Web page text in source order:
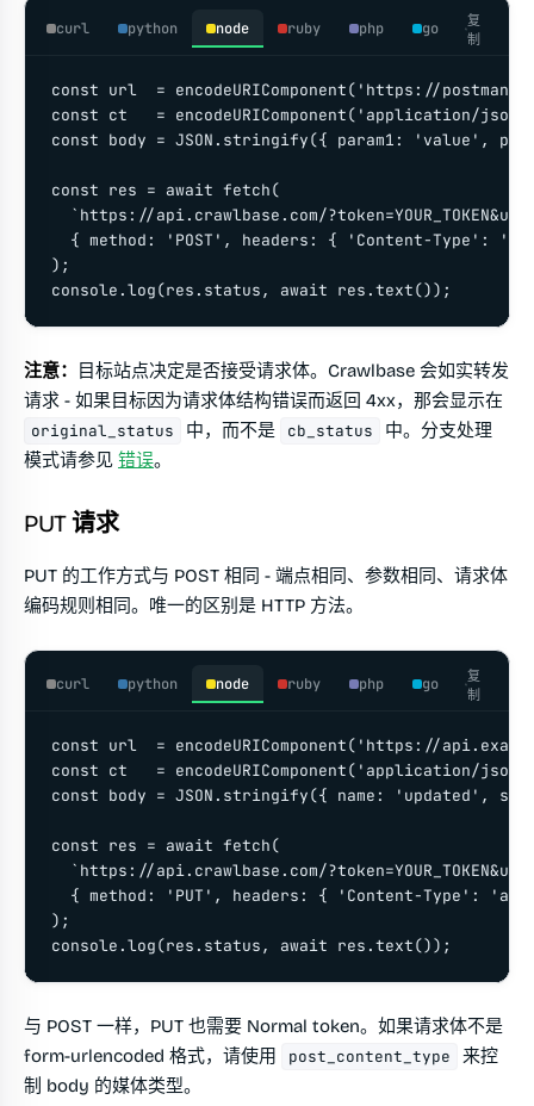
curl python node ruby php go
复
制
const url  = encodeURIComponent('https://postman-
const ct   = encodeURIComponent('application/
const body = JSON.stringify({ param1: 'value',
const res = await fetch(
`https://api.crawlbase.com/
{ method: 'POST', headers: { 'Content-Type':
);
console.log(res.status, await res.text());
注意：
目标站点决定是否接受请求体。Crawlbase 会如实转发
请求 - 如果目标因为请求体结构错误而返回 4xx，那会显示在
original_status 中，而不是 cb_status
中。分支处理
模式请参见 错误。
PUT 请求
PUT 的工作方式与 POST 相同 - 端点相同、参数相同、请求体
编码规则相同。唯一的区别是 HTTP 方法。
curl python node ruby php go
复
制
const url  = encodeURIComponent('https://
const ct   = encodeURIComponent('application/
const body = JSON.stringify({ name: 'updated',
const res = await fetch(
`https://api.crawlbase.com/
{ method: 'PUT', headers: { 'Content-Type':
);
console.log(res.status, await res.text());
与 POST 一样，PUT 也需要 Normal token。如果请求体不是
form-urlencoded 格式，请使用
post_content_type
来控
制 body 的媒体类型。